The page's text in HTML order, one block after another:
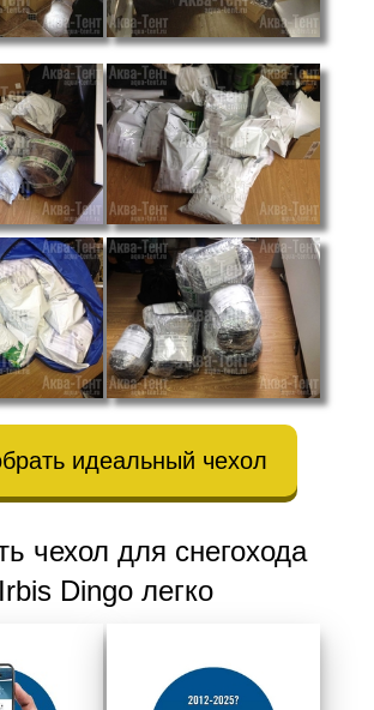
идеальный чехол
чехол для снегохода
Irbis Dingo легко